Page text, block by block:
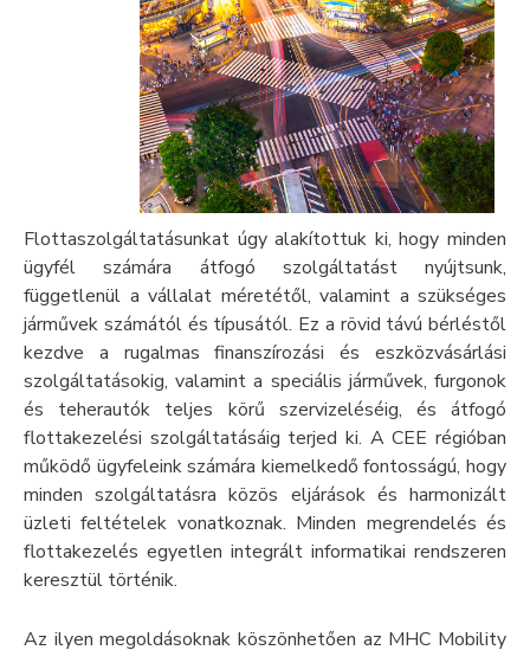
Flottaszolgáltatásunkat úgy alakítottuk ki, hogy minden
ügyfél számára átfogó szolgáltatást nyújtsunk,
függetlenül a vállalat méretétől, valamint a szükséges
járművek számától és típusától. Ez a rövid távú bérléstől
kezdve a rugalmas finanszírozási és eszközvásárlási
szolgáltatásokig, valamint a speciális járművek, furgonok
és teherautók teljes körű szervizeléséig, és átfogó
flottakezelési szolgáltatásáig terjed ki. A CEE régióban
működő ügyfeleink számára kiemelkedő fontosságú, hogy
minden szolgáltatásra közös eljárások és harmonizált
üzleti feltételek vonatkoznak. Minden megrendelés és
flottakezelés egyetlen integrált informatikai rendszeren
keresztül történik.
Az ilyen megoldásoknak köszönhetően az MHC Mobility